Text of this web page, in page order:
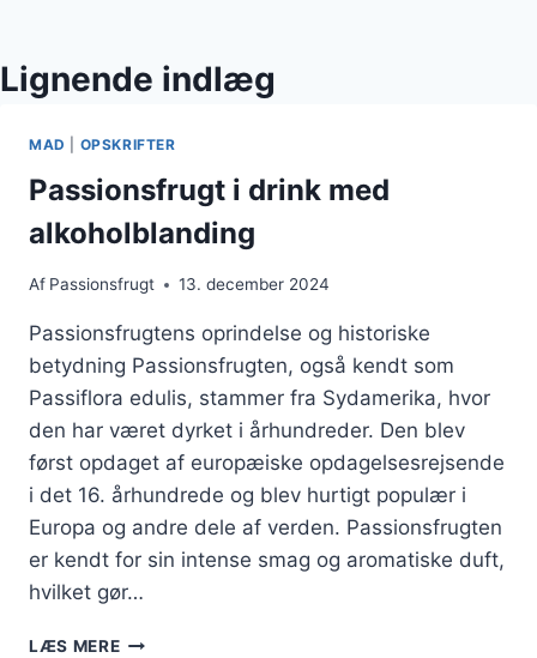
Lignende indlæg
MAD OPSKRIFTER
Passionsfrugt i drink med
alkoholblanding
Af Passionsfrugt 13. december 2024
Passionsfrugtens oprindelse og historiske
betydning Passionsfrugten, også kendt som
Passiflora edulis, stammer fra Sydamerika, hvor
den har været dyrket i århundreder. Den blev
først opdaget af europæiske opdagelsesrejsende
i det 16. århundrede og blev hurtigt populær i
Europa og andre dele af verden. Passionsfrugten
er kendt for sin intense smag og aromatiske duft,
hvilket gør…
LÆS MEREPASSIONSFRUGT